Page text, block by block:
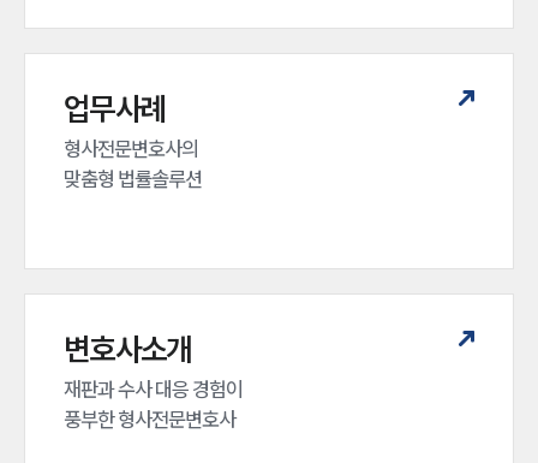
업무사례
형사전문변호사의
맞춤형 법률솔루션
변호사소개
재판과 수사 대응 경험이
풍부한 형사전문변호사